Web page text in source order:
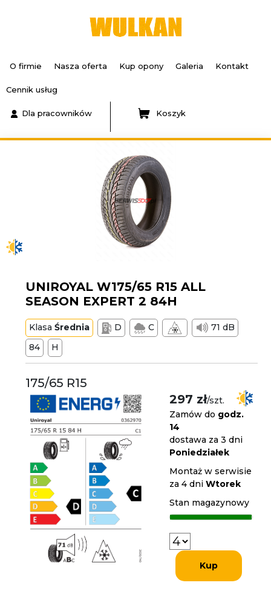
O firmie Nasza oferta Kup opony Galeria Kontakt
Cennik usług
Dla pracowników Koszyk
UNIROYAL W175/65 R15 ALL
SEASON EXPERT 2 84H
KlasaŚrednia D C
71 dB
84
H
175/65 R15
297 zł/szt.
Zamów do godz.
14
dostawa za 3 dni
Poniedziałek
Montaż w serwisie
za 4 dniWtorek
Stan magazynowy
Kup